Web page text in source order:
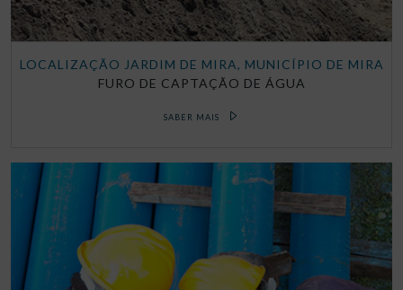
LOCALIZAÇÃO JARDIM DE MIRA, MUNICÍPIO DE MIRA
FURO DE CAPTAÇÃO DE ÁGUA
SABER MAIS